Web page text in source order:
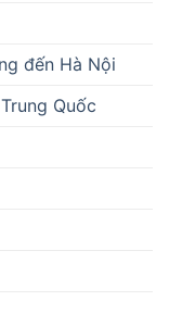
đến Hà Nội
Quốc